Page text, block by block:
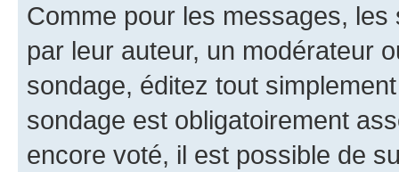
Comme pour les messages,
par leur auteur, un modérateur
sondage, éditez tout
sondage est obligatoirement
encore voté, il est possible de